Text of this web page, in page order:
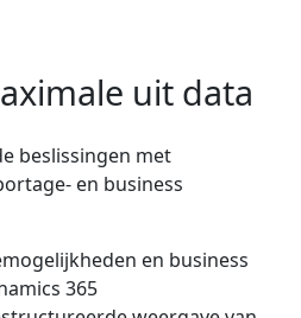
uit data
beslissingen met
en business